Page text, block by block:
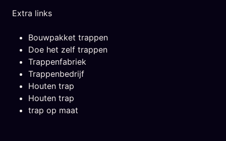
Extra links
Bouwpakket trappen
Doe het zelf trappen
Trappenfabriek
Trappenbedrijf
Houten trap
Houten trap
trap op maat